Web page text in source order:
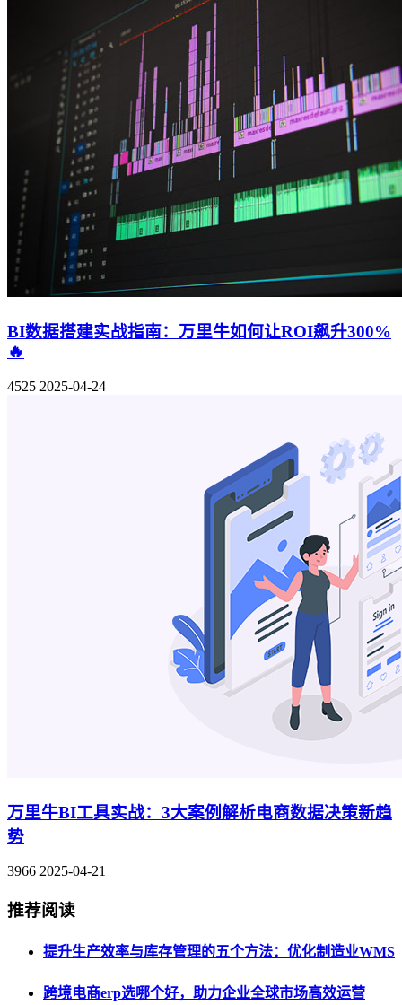
BI数据搭建实战指南：万里牛如何让ROI飙升300%
🔥
4525 2025-04-24
万里牛BI工具实战：3大案例解析电商数据决策新趋
势
3966 2025-04-21
推荐阅读
提升生产效率与库存管理的五个方法：优化制造业WMS
跨境电商erp选哪个好，助力企业全球市场高效运营